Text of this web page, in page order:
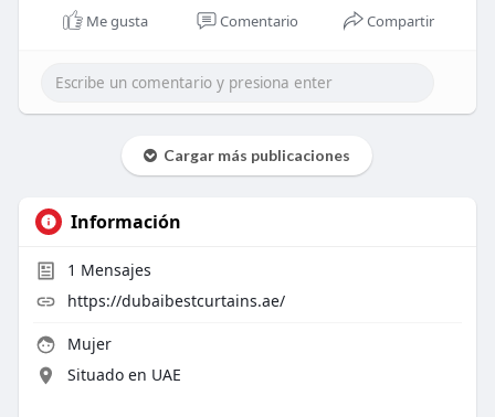
Me gusta Comentario Compartir
Cargar más publicaciones
Información
1 Mensajes
https://dubaibestcurtains.ae/
Mujer
Situado en UAE